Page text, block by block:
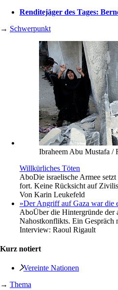
Renditejäger des Tages:
→ Schwerpunkt
Ibraheem Abu Mustafa /
Willkürliches Töten
AboDie israelische Armee
fort. Keine Rücksicht auf
Von Karin Leukefeld
»Der Angriff auf Gaza war die
AboÜber die Hintergründe der
Nahostkonflikts. Ein Gespräch
Interview: Raoul Rigault
Kurz notiert
Vereinte Nationen
→ Thema